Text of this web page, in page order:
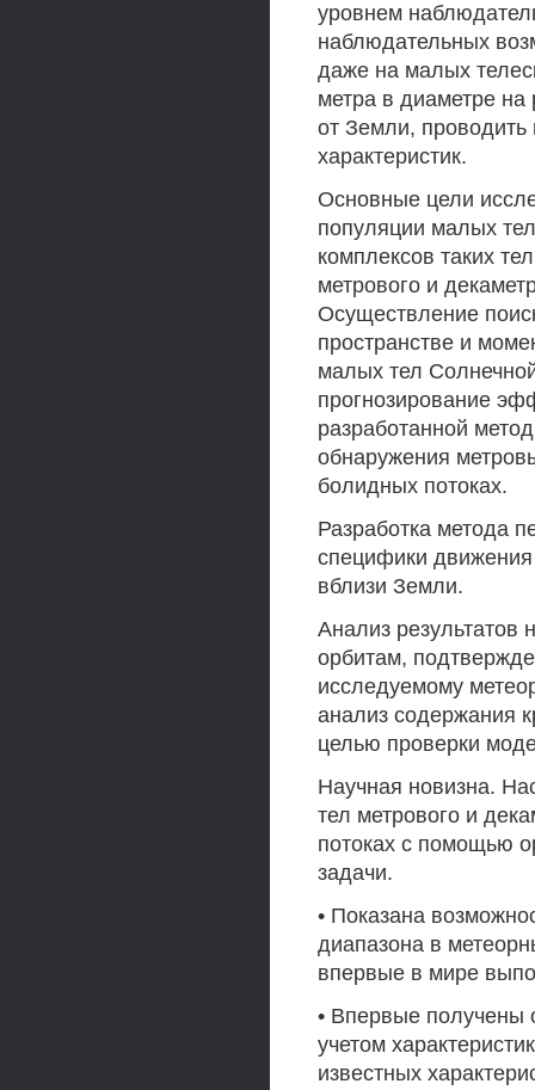
уровнем
наблюдательных
даже на малых
метра в диаметре на
от Земли, проводить
характеристик.
Основные цели
популяции малых
комплексов таких
метрового и
Осуществление
пространстве и
малых тел
прогнозирование
разработанной
обнаружения
болидных потоках.
Разработка метода
специфики
вблизи Земли.
Анализ
орбитам,
исследуемому
анализ содержания
целью проверки
Научная новизна.
тел метрового и
потоках с помощью
задачи.
• Показана
диапазона в
впервые в мире
• Впервые получены
учетом
известных